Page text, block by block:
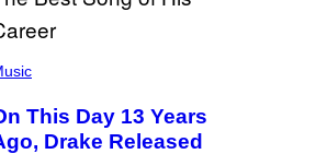
This Day 13 Years
Drake Released